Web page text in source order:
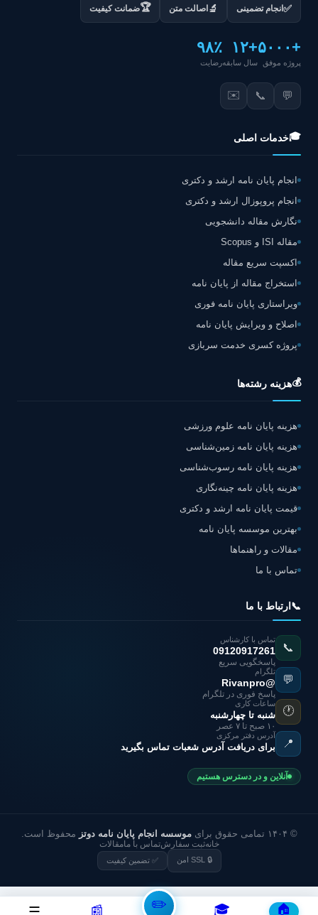
🏠
🎓
✏️
📰
☰
✅ انجام تضمینی 🔬 اصالت متن 🏆ضمانت کیفیت
+۵۰۰۰
پروژه موفق
+۱۲
سال سابقه
۹۸٪
رضایت
💬
📞
✉️
🎓خدمات اصلی
انجام پایان نامه ارشد و دکتری
انجام پروپوزال ارشد و دکتری
نگارش مقاله دانشجویی
مقاله ISI و Scopus
اکسپت سریع مقاله
استخراج مقاله از پایان نامه
ویراستاری پایان نامه فوری
اصلاح و ویرایش پایان نامه
پروژه کسری خدمت سربازی
💰هزینه رشته‌ها
هزینه پایان نامه علوم ورزشی
هزینه پایان نامه زمین‌شناسی
هزینه پایان نامه رسوب‌شناسی
هزینه پایان نامه چینه‌نگاری
قیمت پایان نامه ارشد و دکتری
بهترین موسسه پایان نامه
مقالات و راهنماها
تماس با ما
📞 ارتباط با ما
📞
تماس با کارشناس
09120917261
پاسخگویی سریع
💬
تلگرام
@Rivanpro
پاسخ فوری در تلگرام
🕐
ساعات کاری
شنبه تا چهارشنبه
۱۰ صبح تا ۷ عصر
📍
آدرس دفتر مرکزی
برای دریافت آدرس شعبات تماس بگیرید
آنلاین و در دسترس هستیم
© ۱۴۰۴ تمامی حقوق برای موسسه انجام پایان نامه دوتز
محفوظ است.
خانهثبت سفارشتماس با مامقالات
🔒 SSL امن ✅ تضمین کیفیت